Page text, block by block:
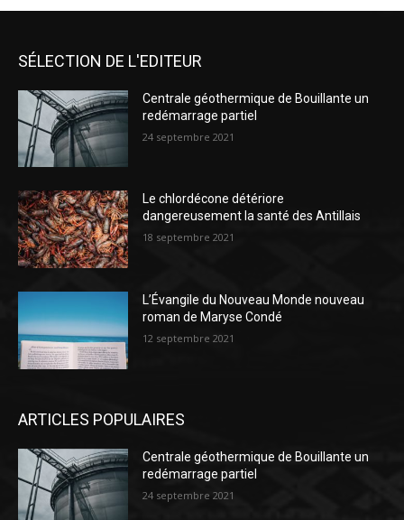
SÉLECTION DE L'EDITEUR
Centrale géothermique de Bouillante un
redémarrage partiel
24 septembre 2021
Le chlordécone détériore
dangereusement la santé des Antillais
18 septembre 2021
L’Évangile du Nouveau Monde nouveau
roman de Maryse Condé
12 septembre 2021
ARTICLES POPULAIRES
Centrale géothermique de Bouillante un
redémarrage partiel
24 septembre 2021